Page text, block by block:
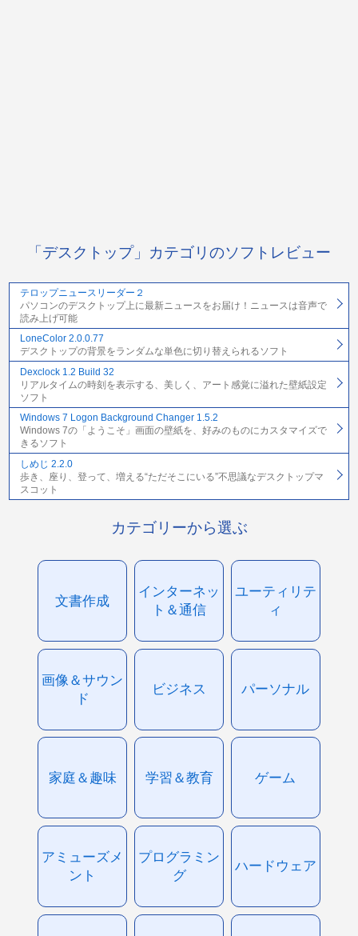
「デスクトップ」カテゴリのソフトレビュー
テロップニュースリーダー２
パソコンのデスクトップ上に最新ニュースをお届け！ニュースは音声で
読み上げ可能
LoneColor 2.0.0.77
デスクトップの背景をランダムな単色に切り替えられるソフト
Dexclock 1.2 Build 32
リアルタイムの時刻を表示する、美しく、アート感覚に溢れた壁紙設定
ソフト
Windows 7 Logon Background Changer 1.5.2
Windows 7の「ようこそ」画面の壁紙を、好みのものにカスタマイズで
きるソフト
しめじ 2.2.0
歩き、座り、登って、増える“ただそこにいる”不思議なデスクトップマ
スコット
カテゴリーから選ぶ
文書作成
インターネッ
ト＆通信
ユーティリテ
ィ
画像＆サウン
ド
ビジネス パーソナル
家庭＆趣味 学習＆教育 ゲーム
アミューズメ
ント
プログラミン
グ
ハードウェア